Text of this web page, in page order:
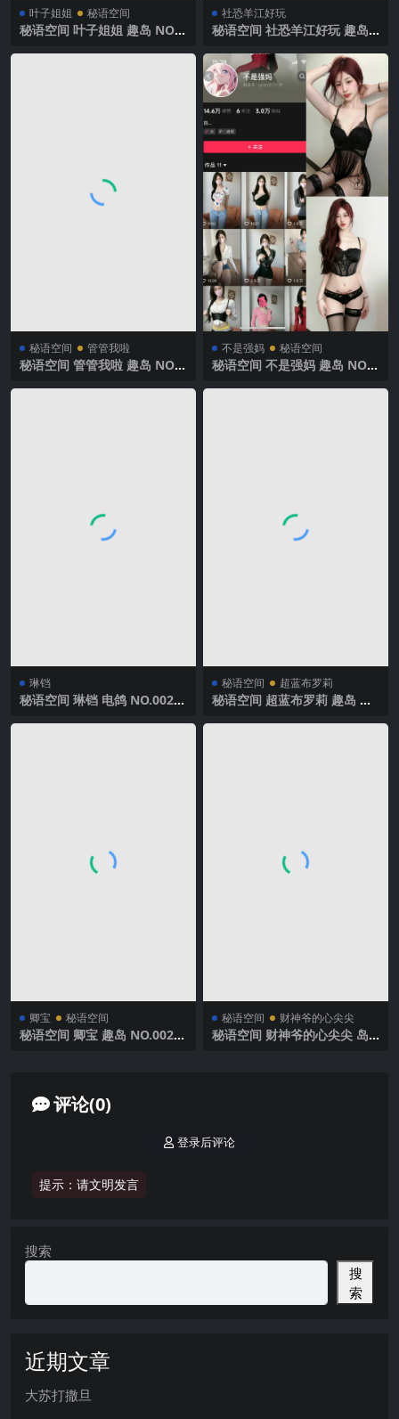
叶子姐姐 秘语空间
秘语空间 叶子姐姐 趣岛 NO.0
完整版
社恐羊江好玩
秘语空间 社恐羊江好玩 趣岛
完整版
秘语空间 管管我啦
秘语空间 管管我啦 趣岛 NO.0
版
不是强妈 秘语空间
秘语空间 不是强妈 趣岛 NO.0
整版
琳铛
秘语空间 琳铛 电鸽 NO.002期
秘语空间 超蓝布罗莉
秘语空间 超蓝布罗莉 趣岛 N
完整版
卿宝 秘语空间
秘语空间 卿宝 趣岛 NO.002期
秘语空间 财神爷的心尖尖
秘语空间 财神爷的心尖尖 岛
评论(0)
提示：请文明发言
登录后评论
搜索
搜
索
近期文章
大苏打撒旦